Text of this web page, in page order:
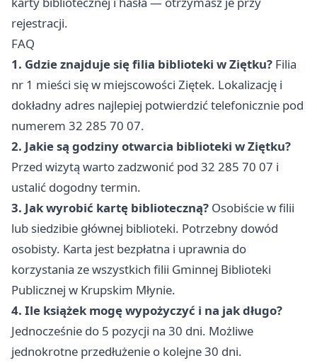
rejestracji.
FAQ
1. Gdzie znajduje się filia biblioteki w Ziętku? Filia
nr 1 mieści się w miejscowości Ziętek. Lokalizację i
dokładny adres najlepiej potwierdzić telefonicznie pod
numerem 32 285 70 07.
2. Jakie są godziny otwarcia biblioteki w Ziętku?
Przed wizytą warto zadzwonić pod 32 285 70 07 i
ustalić dogodny termin.
3. Jak wyrobić kartę biblioteczną? Osobiście w filii
lub siedzibie głównej biblioteki. Potrzebny dowód
osobisty. Karta jest bezpłatna i uprawnia do
korzystania ze wszystkich filii Gminnej Biblioteki
Publicznej w Krupskim Młynie.
4. Ile książek mogę wypożyczyć i na jak długo?
Jednocześnie do 5 pozycji na 30 dni. Możliwe
jednokrotne przedłużenie o kolejne 30 dni.